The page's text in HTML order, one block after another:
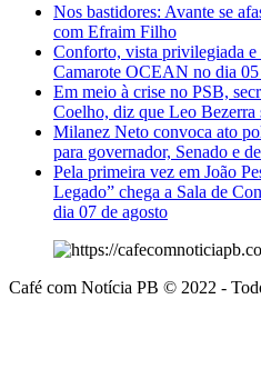
Nos bastidores: Avante se
com Efraim Filho
Conforto, vista privilegiada e
Camarote OCEAN no dia 05
Em meio à crise no PSB,
Coelho, diz que Leo
Milanez Neto convoca ato
para governador, Senado e
Pela primeira vez em João
Legado” chega a Sala de
dia 07 de agosto
Café com Notícia PB © 2022 -